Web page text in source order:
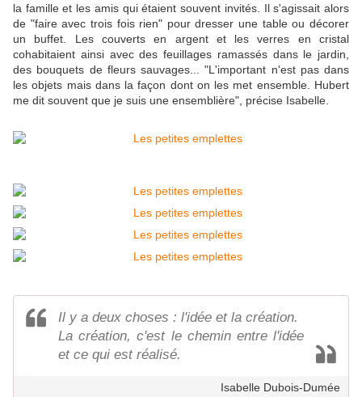
la famille et les amis qui étaient souvent invités. Il s'agissait alors
de "faire avec trois fois rien" pour dresser une table ou décorer
un buffet. Les couverts en argent et les verres en cristal
cohabitaient ainsi avec des feuillages ramassés dans le jardin,
des bouquets de fleurs sauvages... "L'important n'est pas dans
les objets mais dans la façon dont on les met ensemble. Hubert
me dit souvent que je suis une ensemblière", précise Isabelle.
Il y a deux choses : l'idée et la création.
La création, c'est le chemin entre l'idée
et ce qui est réalisé.
Isabelle Dubois-Dumée